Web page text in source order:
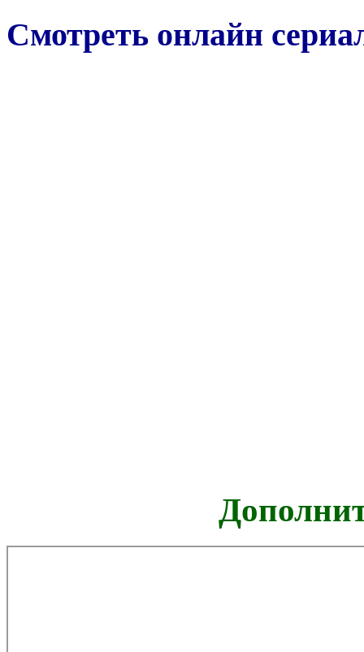
Смотреть онлайн